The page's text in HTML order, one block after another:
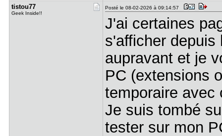
tistou77
Geek Inside!!
Posté le 08-02-2026 à 09:14:57
J'ai certaines
s'afficher depuis
aupravant et je
PC (extensions
temporaire avec
Je suis tombé
tester sur mon